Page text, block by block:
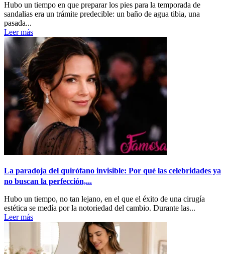
Hubo un tiempo en que preparar los pies para la temporada de
sandalias era un trámite predecible: un baño de agua tibia, una
pasada...
Leer más
La paradoja del quirófano invisible: Por qué las celebridades ya
no buscan la perfección,...
Hubo un tiempo, no tan lejano, en el que el éxito de una cirugía
estética se medía por la notoriedad del cambio. Durante las...
Leer más